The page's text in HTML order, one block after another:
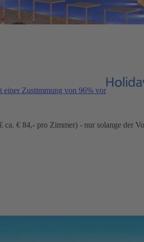
einer Zustimmung von 96% vor
€ 84,- pro Zimmer) - nur solange der